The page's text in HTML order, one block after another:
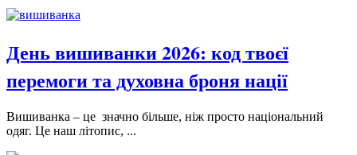
День вишиванки 2026: код твоєї
перемоги та духовна броня нації
Вишиванка – це значно більше, ніж просто національний
одяг. Це наш літопис, ...